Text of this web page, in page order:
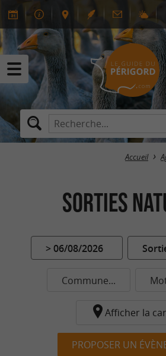
Accueil
Sorties
> 06/08/2026
Commune...
Afficher la
PROPOSER UN